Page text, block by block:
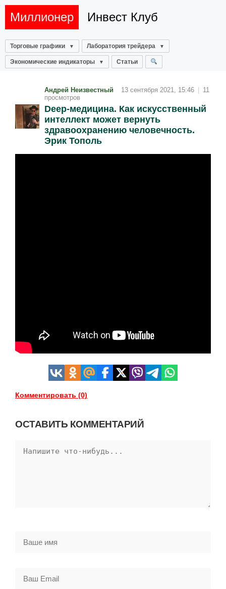
Миллионер Инвест Клуб
Торговые графики Лаборатория трейдера
Экономические индикаторы Статьи
Андрей Неизвестный 13 сентября 2021, 15:46
11
просмотров
Deep-медицина. Как искусственный
интеллект может вернуть
здравоохранению человечность.
Эрик Тополь
Комментировать (0)
ОСТАВИТЬ КОММЕНТАРИЙ